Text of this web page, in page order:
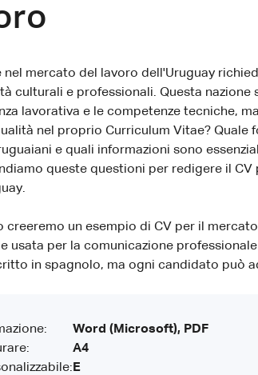
nel mercato del lavoro dell'Uruguay
culturali e professionali. Questa nazione
lavorativa e le competenze tecniche,
nel proprio Curriculum Vitae? Quale
e quali informazioni sono
queste questioni per redigere il
creeremo un esempio di CV per il
usata per la comunicazione
in spagnolo, ma ogni candidato può
Word (Microsoft), PDF
A4
E